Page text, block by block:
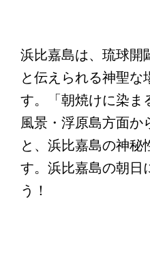
浜比嘉島は、琉球開
と伝えられる神聖な
す。「朝焼けに染ま
風景・浮原島方面か
と、浜比嘉島の神
す。浜比嘉島の朝日
う！